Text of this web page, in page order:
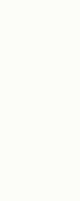
Komend
de EuroVelo
Bretagne via
vervolgt zijn
Atlantische
deze tocht,
en een flinke
zadel voor
km, met de
en wilde
De
begaanbaar
voor